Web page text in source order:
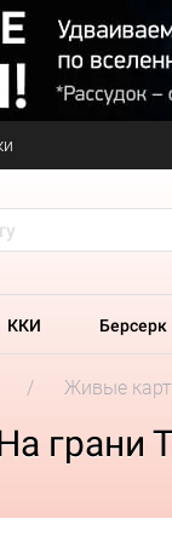
ККИ Берсерк
Живые
грани